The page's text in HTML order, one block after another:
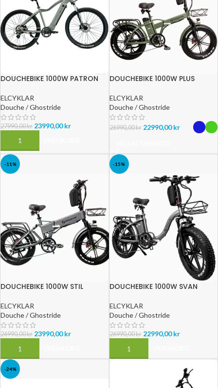
DOUCHEBIKE 1000W PATRON
ELCYKLAR
Douche / Ghostride
27990,00kr 23990,00kr
LÄGG TILL I VARUKORG
DOUCHEBIKE 1000W PLUS
ELCYKLAR
Douche / Ghostride
26990,00kr 22990,00kr
-11%
DOUCHEBIKE 1000W STIL
ELCYKLAR
Douche / Ghostride
26990,00kr 23990,00kr
LÄGG TILL I VARUKORG
-15%
DOUCHEBIKE 1000W SVAN
ELCYKLAR
Douche / Ghostride
26990,00kr 22990,00kr
LÄGG TILL I VARUKORG
-24%